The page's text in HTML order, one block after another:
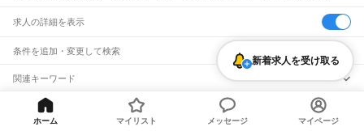
求人の詳細を表示
条件を追加・変更して検索
市区町村を追加・変更
東京都
東京都すべて
東京23区
駅を追加・変更
関連キーワード
完全在宅ワーク 全国 シール貼り 在宅 ガチャガチャ
バイトTOP
東京23区 志茂駅
経営・事業企画・人
事・事務のアルバイト・バイト・求人
新着求人を受け取る
ホーム マイリスト メッセージ マイページ